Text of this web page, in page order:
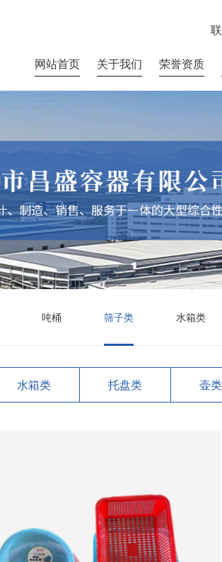
网站首页 关于我们 荣誉资质
吨桶 筛子类 水箱类
水箱类 托盘类 壶类